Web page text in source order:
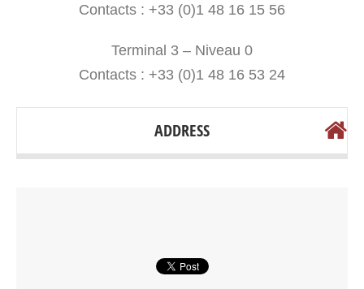
Contacts : +33 (0)1 48 16 15 56
Terminal 3 – Niveau 0
Contacts : +33 (0)1 48 16 53 24
ADDRESS